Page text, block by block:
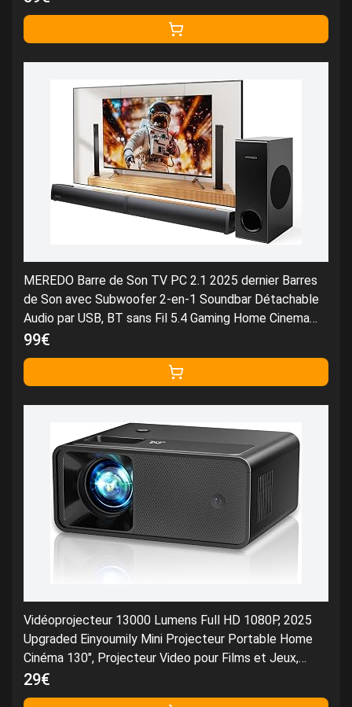
MEREDO Barre de Son TV PC 2.1 2025 dernier Barres
de Son avec Subwoofer 2-en-1 Soundbar Détachable
Audio par USB, BT sans Fil 5.4 Gaming Home Cinema
Graves/aigus réglables HD-Arc/Optique/AUX
99€
Vidéoprojecteur 13000 Lumens Full HD 1080P, 2025
Upgraded Einyoumily Mini Projecteur Portable Home
Cinéma 130", Projecteur Video pour Films et Jeux,
Compatible iOS/Android/TV Stick(14 * 11 * 6cm)
29€